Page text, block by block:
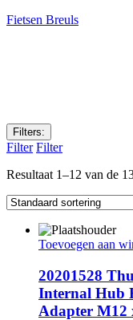
Fietsen Breuls
Filters:
Filter Filter
Resultaat 1–12 van de
Toevoegen aan
20201528
Internal Hub
Adapter M12